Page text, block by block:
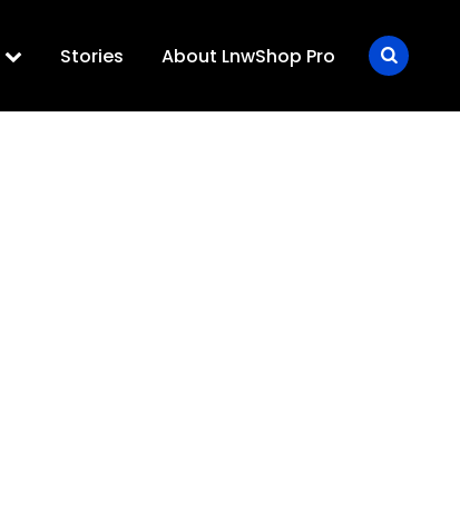
Stories About LnwShop Pro